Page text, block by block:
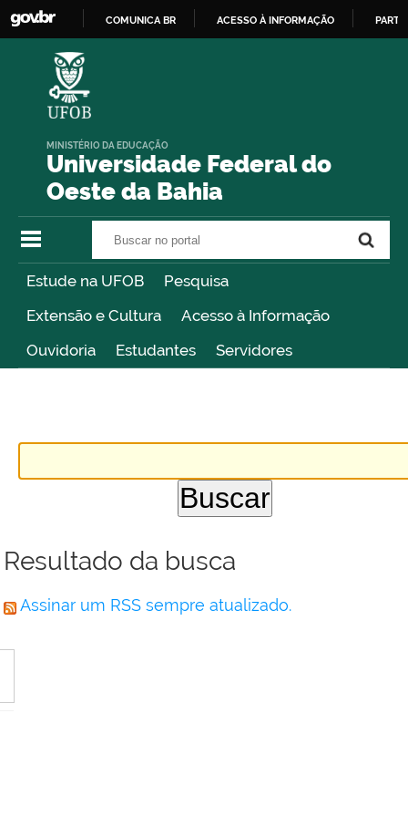
COMUNICA BR ACESSO À INFORMAÇÃO
Universidade Federal do
Oeste da Bahia
MINISTÉRIO DA EDUCAÇÃO
Estude na UFOB
Pesquisa
Extensão e Cultura
Acesso à Informação
Ouvidoria
Estudantes Servidores
Resultado da busca
Assinar um RSS sempre atualizado.